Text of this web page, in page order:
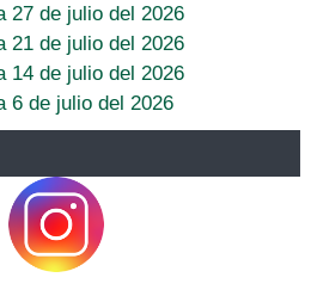
27 de julio del 2026
21 de julio del 2026
14 de julio del 2026
6 de julio del 2026